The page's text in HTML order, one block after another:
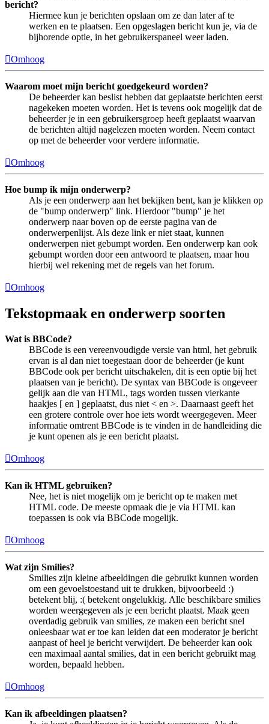
bericht?
Hiermee kun je berichten opslaan om ze dan later af te
werken en te plaatsen. Een opgeslagen bericht kun je, via de
bijhorende optie, in het gebruikerspaneel weer laden.
Omhoog
Waarom moet mijn bericht goedgekeurd worden?
De beheerder kan beslist hebben dat geplaatste berichten eerst
nagekeken moeten worden. Het is tevens ook mogelijk dat de
beheerder je in een gebruikersgroep heeft geplaatst waarvan
de berichten altijd nagelezen moeten worden. Neem contact
op met de beheerder voor verdere informatie.
Omhoog
Hoe bump ik mijn onderwerp?
Als je een onderwerp aan het bekijken bent, kan je klikken op
de "bump onderwerp" link. Hierdoor "bump" je het
onderwerp naar boven op de eerste pagina van de
onderwerpenlijst. Als deze link er niet staat, kunnen
onderwerpen niet gebumpt worden. Een onderwerp kan ook
gebumpt worden door een antwoord te plaatsen, maar hou
hierbij wel rekening met de regels van het forum.
Omhoog
Tekstopmaak en onderwerp soorten
Wat is BBCode?
BBCode is een vereenvoudigde versie van html, het gebruik
ervan is al dan niet toegestaan door de beheerder (je kunt
BBCode ook per bericht uitschakelen, dit is een optie bij het
plaatsen van je bericht). De syntax van BBCode is ongeveer
gelijk aan die van HTML, tags worden tussen vierkante
haakjes [ en ] geplaatst, dus niet < en >. Daarnaast geeft het
een grotere controle over hoe iets wordt weergegeven. Meer
informatie omtrent BBCode is te vinden in de handleiding die
je kunt openen als je een bericht plaatst.
Omhoog
Kan ik HTML gebruiken?
Nee, het is niet mogelijk om je bericht op te maken met
HTML code. De meeste opmaak die je via HTML kan
toepassen is ook via BBCode mogelijk.
Omhoog
Wat zijn Smilies?
Smilies zijn kleine afbeeldingen die gebruikt kunnen worden
om een gevoelstoestand uit te drukken, bijvoorbeeld :)
betekent blij, :( betekent ongelukkig. Alle beschikbare smilies
worden weergegeven als je een bericht plaatst. Maak geen
overdadig gebruik van smilies, ze maken een bericht snel
onleesbaar wat er toe kan leiden dat een moderator je bericht
aanpast of heel je bericht verwijdert. De beheerder kan ook
een maximaal aantal smilies, dat in een bericht gebruikt mag
worden, bepaald hebben.
Omhoog
Kan ik afbeeldingen plaatsen?